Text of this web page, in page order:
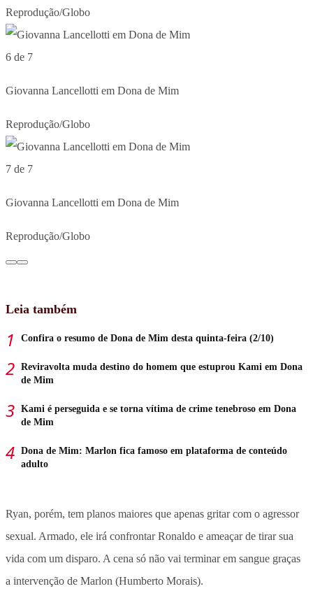
Reprodução/Globo
6 de 7
Giovanna Lancellotti em Dona de Mim
Reprodução/Globo
7 de 7
Giovanna Lancellotti em Dona de Mim
Reprodução/Globo
Leia também
Confira o resumo de Dona de Mim desta quinta-feira (2/10)
Reviravolta muda destino do homem que estuprou Kami em Dona
de Mim
Kami é perseguida e se torna vítima de crime tenebroso em Dona
de Mim
Dona de Mim: Marlon fica famoso em plataforma de conteúdo
adulto
Ryan, porém, tem planos maiores que apenas gritar com o agressor
sexual. Armado, ele irá confrontar Ronaldo e ameaçar de tirar sua
vida com um disparo. A cena só não vai terminar em sangue graças
a intervenção de Marlon (Humberto Morais).